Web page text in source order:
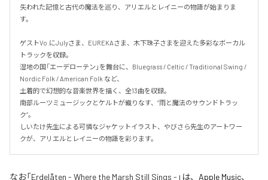
失われた記憶と古代の魔法を巡り、アリエルとレイニーの物語が始まりま
す。
ゲストVo.にJulyさま、EUREKAさま、木下珠子さまを迎えた多彩なボーカル
トラックを収録。
湿地の国「エーデローテン」を舞台に、Bluegrass / Celtic / Traditional Swing /
Nordic Folk / American Folk など、
土着的で幻想的な音楽世界を描く、全13曲を収録。
南部ルーツミュージックとケルトが織りなす、“雨と魔法のサウンドトラッ
ク”。
しいたけ先生による可憐なジャケットイラスト、やびさら先生のアートワー
クが、アリエルとレイニーの物語を彩ります。
なお「Erdelåten - Where the Marsh Still Sings - 」は、 Apple Music、